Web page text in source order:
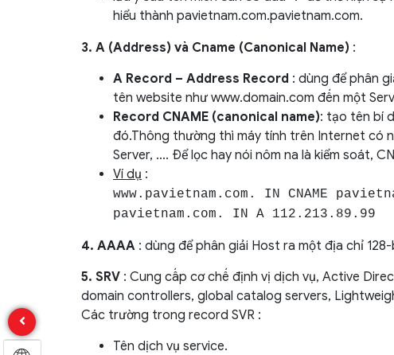
hiểu thành pavietnam.com.pavietnam.com.
3. A (Address) và Cname (Canonical Name) :
A Record – Address Record : dùng để phân
tên website như www.domain.com đến một
Record CNAME (canonical name): tạo tên bí
đó.Thông thường thì máy tính trên Internet có
Server, …. Để lọc hay nói nôm na là kiểm soát,
Ví dụ :
www.pavietnam.com. IN CNAME
pavietnam.com. IN A 112.213.89.99
4. AAAA : dùng để phân giải Host ra một địa chỉ
5. SRV : Cung cấp cơ chế định vị dịch vụ, Active
domain controllers, global catalog servers,
Các trường trong record SVR :
Tên dịch vụ service.